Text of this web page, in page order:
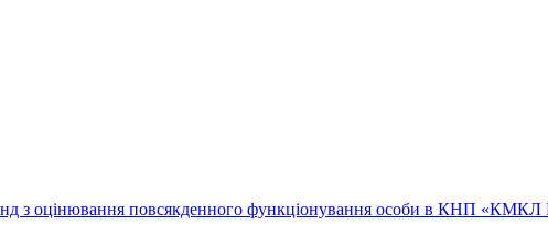
з оцінювання повсякденного функціонування особи в КНП